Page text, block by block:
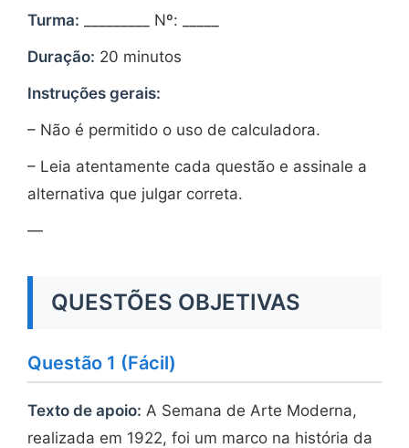
Turma: _________ Nº: _____
Duração: 20 minutos
Instruções gerais:
– Não é permitido o uso de calculadora.
– Leia atentamente cada questão e assinale a
alternativa que julgar correta.
—
QUESTÕES OBJETIVAS
Questão 1 (Fácil)
Texto de apoio: A Semana de Arte Moderna,
realizada em 1922, foi um marco na história da